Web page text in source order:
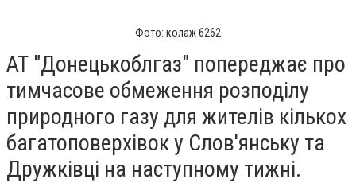
Фото: колаж 6262
АТ "Донецькоблгаз" попереджає про
тимчасове обмеження розподілу
природного газу для жителів кількох
багатоповерхівок у Слов'янську та
Дружківці на наступному тижні.